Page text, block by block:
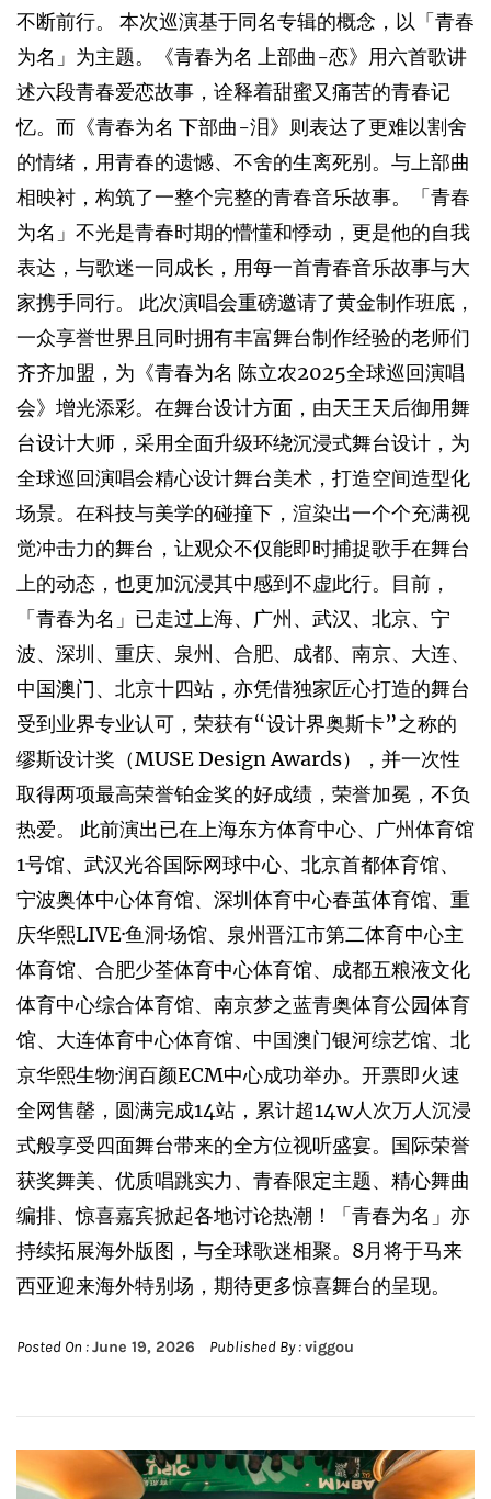
不断前行。 本次巡演基于同名专辑的概念，以「青春
为名」为主题。《青春为名 上部曲-恋》用六首歌讲
述六段青春爱恋故事，诠释着甜蜜又痛苦的青春记
忆。而《青春为名 下部曲-泪》则表达了更难以割舍
的情绪，用青春的遗憾、不舍的生离死别。与上部曲
相映衬，构筑了一整个完整的青春音乐故事。「青春
为名」不光是青春时期的懵懂和悸动，更是他的自我
表达，与歌迷一同成长，用每一首青春音乐故事与大
家携手同行。 此次演唱会重磅邀请了黄金制作班底，
一众享誉世界且同时拥有丰富舞台制作经验的老师们
齐齐加盟，为《青春为名 陈立农2025全球巡回演唱
会》增光添彩。在舞台设计方面，由天王天后御用舞
台设计大师，采用全面升级环绕沉浸式舞台设计，为
全球巡回演唱会精心设计舞台美术，打造空间造型化
场景。在科技与美学的碰撞下，渲染出一个个充满视
觉冲击力的舞台，让观众不仅能即时捕捉歌手在舞台
上的动态，也更加沉浸其中感到不虚此行。目前，
「青春为名」已走过上海、广州、武汉、北京、宁
波、深圳、重庆、泉州、合肥、成都、南京、大连、
中国澳门、北京十四站，亦凭借独家匠心打造的舞台
受到业界专业认可，荣获有“设计界奥斯卡”之称的
缪斯设计奖（MUSE Design Awards），并一次性
取得两项最高荣誉铂金奖的好成绩，荣誉加冕，不负
热爱。 此前演出已在上海东方体育中心、广州体育馆
1号馆、武汉光谷国际网球中心、北京首都体育馆、
宁波奥体中心体育馆、深圳体育中心春茧体育馆、重
庆华熙LIVE·鱼洞·场馆、泉州晋江市第二体育中心主
体育馆、合肥少荃体育中心体育馆、成都五粮液文化
体育中心综合体育馆、南京梦之蓝青奥体育公园体育
馆、大连体育中心体育馆、中国澳门银河综艺馆、北
京华熙生物·润百颜ECM中心成功举办。开票即火速
全网售罄，圆满完成14站，累计超14w人次万人沉浸
式般享受四面舞台带来的全方位视听盛宴。国际荣誉
获奖舞美、优质唱跳实力、青春限定主题、精心舞曲
编排、惊喜嘉宾掀起各地讨论热潮！「青春为名」亦
持续拓展海外版图，与全球歌迷相聚。8月将于马来
西亚迎来海外特别场，期待更多惊喜舞台的呈现。
Posted On :June 19, 2026 Published By :viggou